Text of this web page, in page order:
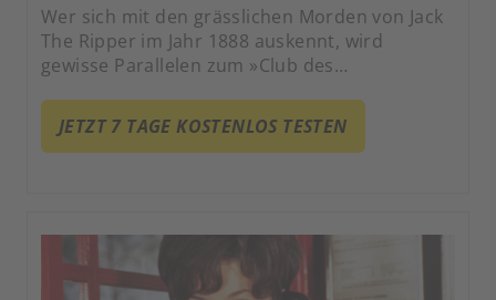
Wer sich mit den grässlichen Morden von Jack
The Ripper im Jahr 1888 auskennt, wird
gewisse Parallelen zum »Club des
sei der berüchtigte Gaslicht Ghoul samt
Zylinder, schwarzem Cape und scharfem
JETZT 7 TAGE KOSTENLOS TESTEN